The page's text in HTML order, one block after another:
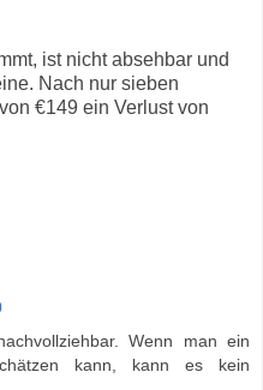
ist nicht absehbar und
Nach nur sieben
€149 ein Verlust von
Wenn man ein
kann, kann es kein